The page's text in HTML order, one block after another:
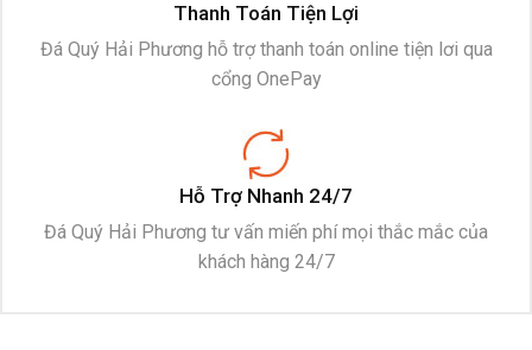
Thanh Toán Tiện Lợi
Đá Quý Hải Phương hỗ trợ thanh toán online tiện lơi qua
cổng OnePay
Hỗ Trợ Nhanh 24/7
Đá Quý Hải Phương tư vấn miến phí mọi thắc mắc của
khách hàng 24/7